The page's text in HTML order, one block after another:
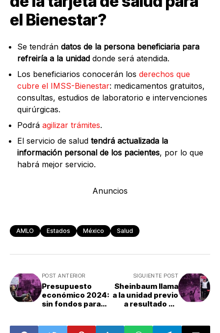
el Bienestar?
Se tendrán datos de la persona beneficiaria para
refreiría a la unidad donde será atendida.
Los beneficiarios conocerán los derechos que
cubre el IMSS-Bienestar: medicamentos gratuitos,
consultas, estudios de laboratorio e intervenciones
quirúrgicas.
Podrá agilizar trámites.
El servicio de salud tendrá actualizada la
información personal de los pacientes, por lo que
habrá mejor servicio.
Anuncios
AMLO Estados México Salud
POST ANTERIOR
Presupuesto
económico 2024:
sin fondos para
SIGUIENTE POST
Sheinbaum llama
a la unidad previo
a resultado de